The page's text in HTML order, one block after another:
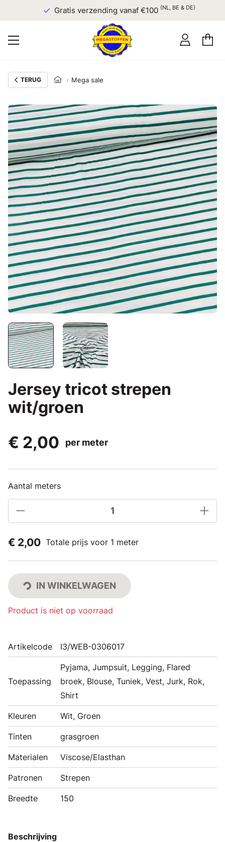
Gratis verzending vanaf €100 (NL, BE & DE)
TERUG Mega sale
Jersey tricot strepen
wit/groen
€ 2,00
per meter
Aantal meters
€ 2,00 Totale prijs voor 1 meter
IN WINKELWAGEN
Product is niet op voorraad
Artikelcode I3/WEB-0306017
Toepassing
Pyjama, Jumpsuit, Legging, Flared
broek, Blouse, Tuniek, Vest, Jurk, Rok,
Shirt
Kleuren Wit, Groen
Tinten grasgroen
Materialen Viscose/Elasthan
Patronen Strepen
Breedte 150
Beschrijving